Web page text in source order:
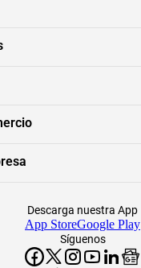
Síguenos
Descarga nuestra App
App StoreGoogle Play